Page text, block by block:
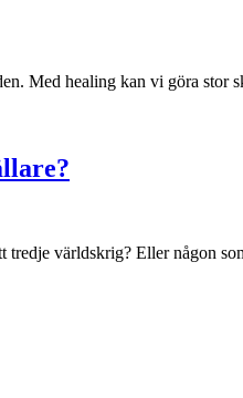
Med healing kan vi göra
världskrig? Eller någon